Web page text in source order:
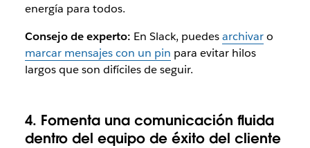
energía para todos.
Consejo de experto: En Slack, puedesarchivaro
marcar mensajes con un pin para evitar hilos
largos que son difíciles de seguir.
4. Fomenta una comunicación fluida
dentro del equipo de éxito del cliente